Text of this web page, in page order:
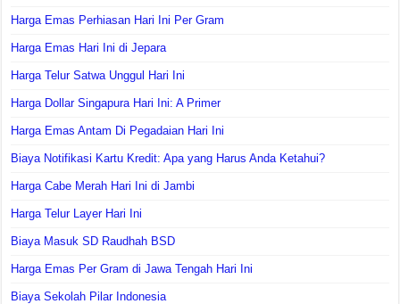
Harga Emas Perhiasan Hari Ini Per Gram
Harga Emas Hari Ini di Jepara
Harga Telur Satwa Unggul Hari Ini
Harga Dollar Singapura Hari Ini: A Primer
Harga Emas Antam Di Pegadaian Hari Ini
Biaya Notifikasi Kartu Kredit: Apa yang Harus Anda Ketahui?
Harga Cabe Merah Hari Ini di Jambi
Harga Telur Layer Hari Ini
Biaya Masuk SD Raudhah BSD
Harga Emas Per Gram di Jawa Tengah Hari Ini
Biaya Sekolah Pilar Indonesia